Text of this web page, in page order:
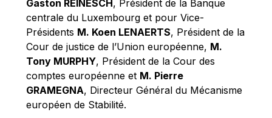
Patrizia Nanz
Philippe Maystadt
Pierre Gramegna
Richard Pelly
Robert Goebbels
Robert REYNDERS
Gaston REINESCH, Président de la Banque
centrale du Luxembourg et pour Vice-
Présidents M. Koen LENAERTS, Président de la
Cour de justice de l’Union européenne, M.
Tony MURPHY, Président de la Cour des
comptes européenne et M. Pierre
GRAMEGNA, Directeur Général du Mécanisme
européen de Stabilité.